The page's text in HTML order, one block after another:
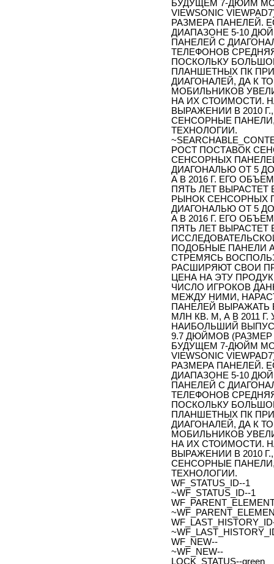
БУДУЩЕМ 7-ДЮЙМ
VIEWSONIC
РАЗМЕРА ПАНЕЛЕЙ.
ДИАПАЗОНЕ 5-10
ПАНЕЛЕЙ С
ТЕЛЕФОНОВ
ПОСКОЛЬКУ
ПЛАНШЕТНЫХ ПК
ДИАГОНАЛЕЙ, ДА К
МОБИЛЬНИКОВ
НА ИХ СТОИМОСТИ.
ВЫРАЖЕНИИ В 2010
СЕНСОРНЫЕ
ТЕХНОЛОГИИ.
РОСТ ПОСТАВОК
СЕНСОРНЫХ
ДИАГОНАЛЬЮ ОТ 5 ДО
А В 2016 Г. ЕГО
ПЯТЬ ЛЕТ ВЫРАСТЕТ
РЫНОК СЕНСОРНЫХ
ДИАГОНАЛЬЮ ОТ 5 ДО
А В 2016 Г. ЕГО
ПЯТЬ ЛЕТ ВЫРАСТЕТ
ПОДОБНЫЕ ПАНЕЛИ
СТРЕМЯСЬ
РАСШИРЯЮТ СВОИ
ЦЕНА НА ЭТУ
ЧИСЛО ИГРОКОВ
МЕЖДУ НИМИ,
ПАНЕЛЕЙ ВЫРАЖАТЬ
МЛН КВ. М, А В 2011
НАИБОЛЬШИЙ
9.7 ДЮЙМОВ
БУДУЩЕМ 7-ДЮЙМ
VIEWSONIC
РАЗМЕРА ПАНЕЛЕЙ.
ДИАПАЗОНЕ 5-10
ПАНЕЛЕЙ С
ТЕЛЕФОНОВ
ПОСКОЛЬКУ
ПЛАНШЕТНЫХ ПК
ДИАГОНАЛЕЙ, ДА К
МОБИЛЬНИКОВ
НА ИХ СТОИМОСТИ.
ВЫРАЖЕНИИ В 2010
СЕНСОРНЫЕ
ТЕХНОЛОГИИ.
WF_STATUS_ID--1
~WF_STATUS_ID--1
WF_NEW--
~WF_NEW--
LOCK_STATUS--green